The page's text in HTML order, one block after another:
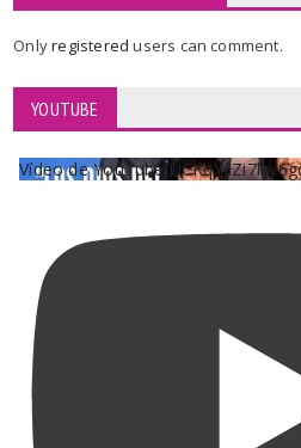
Onlyregisteredusers can comment.
YOUTUBE
Vídeo de YouTube